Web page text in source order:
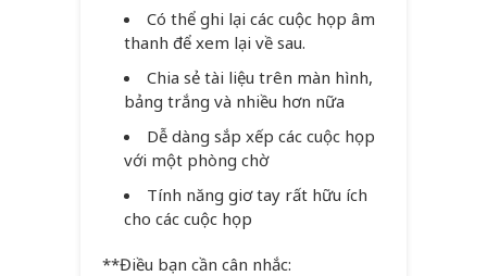
Có thể ghi lại các cuộc họp âm
thanh để xem lại về sau.
Chia sẻ tài liệu trên màn hình,
bảng trắng và nhiều hơn nữa
Dễ dàng sắp xếp các cuộc họp
với một phòng chờ
Tính năng giơ tay rất hữu ích
cho các cuộc họp
**Điều bạn cần cân nhắc: